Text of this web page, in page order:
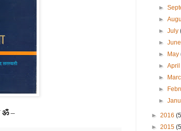
ॐ–
►
►
►July
►
►
May
►
►
►
►
► 2016
► 2015